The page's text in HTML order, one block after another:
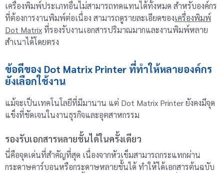
เครื่องพิมพ์ประเภทอื่นไม่สามารถทดแทนได้ทั้งหมด สำหรับองค์กร
ที่ต้องการงานพิมพ์ต่อเนื่อง สามารถดูรายละเอียดของเครื่องพิมพ์
Dot Matrixที่รองรับงานเอกสารปริมาณมากและงานพิมพ์หลาย
สำเนาได้โดยตรง
ข้อดีของ Dot Matrix Printer ที่ทำให้หลายองค์กร
ยังเลือกใช้งาน
แม้จะเป็นเทคโนโลยีที่มีมานาน แต่ Dot Matrix Printer ยังคงมีจุด
แข็งที่ชัดเจนในงานธุรกิจและอุตสาหกรรม
รองรับเอกสารหลายชั้นได้ในครั้งเดียว
นี่คือจุดเด่นที่สำคัญที่สุด เนื่องจากหัวเข็มสามารถกระแทกผ่าน
กระดาษคาร์บอนหรือกระดาษหลายชั้นได้ ทำให้ได้เอกสารต้นฉบับ